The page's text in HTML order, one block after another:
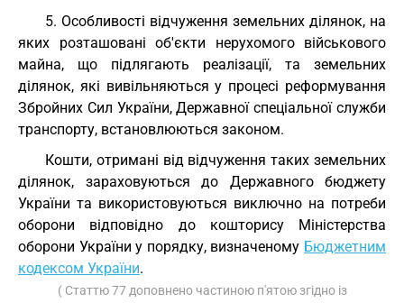
5. Особливості відчуження земельних ділянок, на
яких розташовані об'єкти нерухомого військового
майна, що підлягають реалізації, та земельних
ділянок, які вивільняються у процесі реформування
Збройних Сил України, Державної спеціальної служби
транспорту, встановлюються законом.
Кошти, отримані від відчуження таких земельних
ділянок, зараховуються до Державного бюджету
України та використовуються виключно на потреби
оборони відповідно до кошторису Міністерства
оборони України у порядку, визначеному Бюджетним
кодексом України.
( Статтю 77 доповнено частиною п'ятою згідно із